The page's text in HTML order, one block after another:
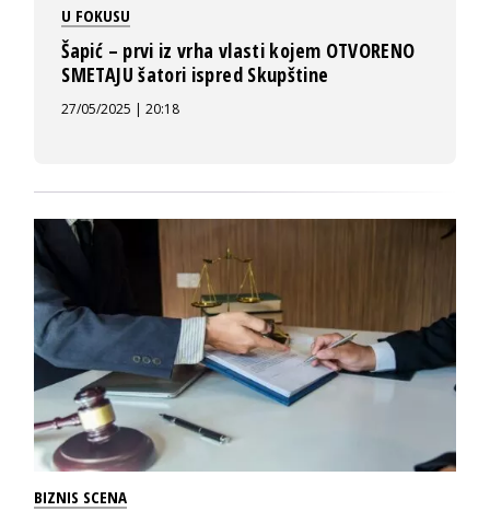
U FOKUSU
Šapić – prvi iz vrha vlasti kojem OTVORENO
SMETAJU šatori ispred Skupštine
27/05/2025 | 20:18
BIZNIS SCENA